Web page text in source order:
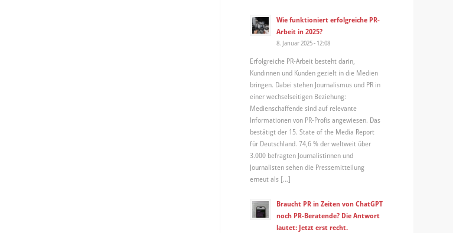
Wie funktioniert erfolgreiche PR-
Arbeit in 2025?
8. Januar 2025 - 12:08
Erfolgreiche PR-Arbeit besteht darin,
Kundinnen und Kunden gezielt in die Medien
bringen. Dabei stehen Journalismus und PR in
einer wechselseitigen Beziehung:
Medienschaffende sind auf relevante
Informationen von PR-Profis angewiesen. Das
bestätigt der 15. State of the Media Report
für Deutschland. 74,6 % der weltweit über
3.000 befragten Journalistinnen und
Journalisten sehen die Pressemitteilung
erneut als […]
Braucht PR in Zeiten von ChatGPT
noch PR-Beratende? Die Antwort
lautet: Jetzt erst recht.